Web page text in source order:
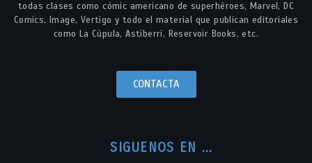
todas clases como cómic americano de superhéroes, Marvel, DC
Comics, Image, Vertigo y todo el material que publican editoriales
como La Cúpula, Astiberri, Reservoir Books, etc.
CONTACTA
SIGUENOS EN ...